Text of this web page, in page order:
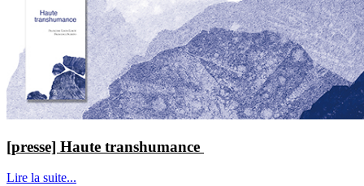
[presse] Haute transhumance
Lire la suite...